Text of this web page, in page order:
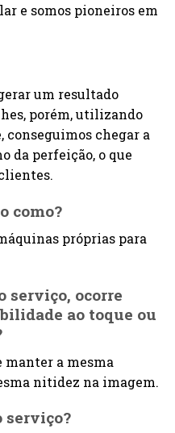
e somos pioneiros em
um resultado
porém, utilizando
chegar a
da perfeição, o que
como?
próprias para
serviço, ocorre
ao toque ou
manter a mesma
nitidez na imagem.
serviço?